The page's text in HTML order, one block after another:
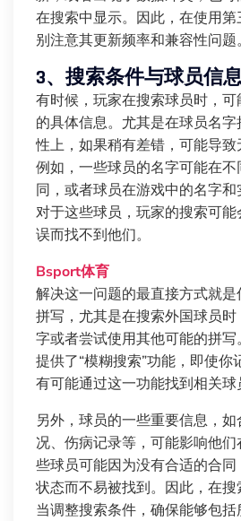
在搜索中显示。因此，在使用
别注意其更新频率和兼容性问题。
3、搜索条件与球员信
有时候，玩家在搜索球员时，
的具体信息。尤其是在球员名
性上，如果稍有差错，可能导致
例如，一些球员的名字可能在
同，或者球员在游戏中的名字和
对于这些球员，玩家的搜索可
误而找不到他们。
Bsport体育
解决这一问题的最直接方式就
拼写，尤其是在搜索外国球员
字或者尝试使用其他可能的拼
提供了“模糊搜索”功能，即使
有可能通过这一功能找到相关球
另外，球员的一些重要信息，
况、伤病记录等，可能影响他
些球员可能因为没有合适的合
状态而不易被找到。因此，在
当调整搜索条件，确保能够包括